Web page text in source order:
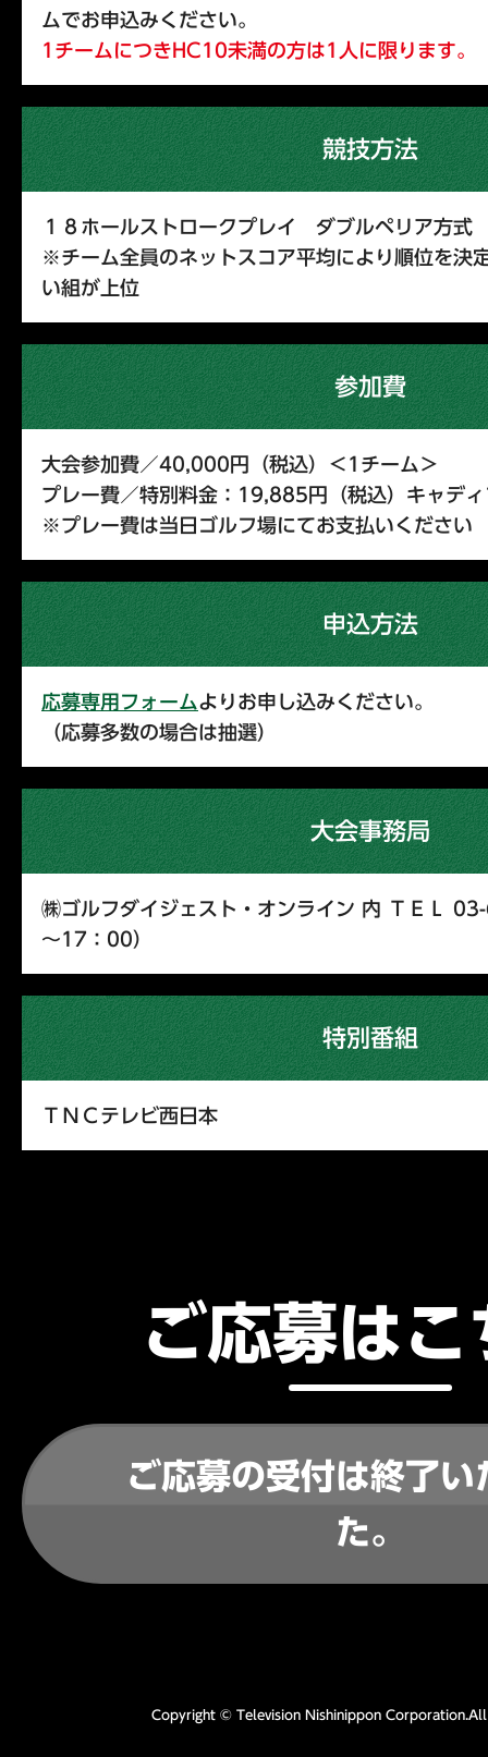
ムでお申込みください。
1チームにつきHC10未満の方は1人に限ります。
競技方法
１８ホールストロークプレイ ダブルペリア方式
※チーム全員のネットスコア平均により順位を決
い組が上位
参加費
大会参加費／40,000円（税込）＜1チーム＞
プレー費／特別料金：19,885円（税込）キャデ
※プレー費は当日ゴルフ場にてお支払いください
申込方法
応募専用フォームよりお申し込みください。
（応募多数の場合は抽選）
大会事務局
㈱ゴルフダイジェスト・オンライン 内 ＴＥＬ
～17：00）
特別番組
ＴＮＣテレビ西日本
ご応募はこ
ご応募の受付は終了い
た。
Copyright © Television Nishinippon Corporation.All